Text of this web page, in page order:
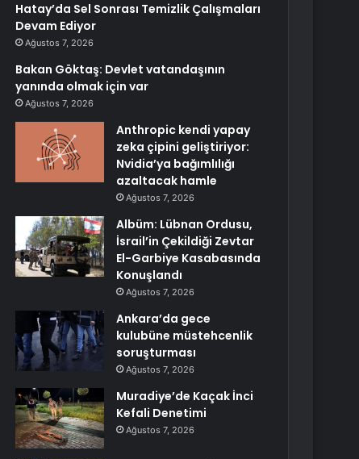
Hatay’da Sel Sonrası Temizlik Çalışmaları
Devam Ediyor
Ağustos 7, 2026
Bakan Göktaş: Devlet vatandaşının
yanında olmak için var
Ağustos 7, 2026
Anthropic kendi yapay
zeka çipini geliştiriyor:
Nvidia’ya bağımlılığı
azaltacak hamle
Ağustos 7, 2026
Albüm: Lübnan Ordusu,
İsrail’in Çekildiği Zevtar
El-Garbiye Kasabasında
Konuşlandı
Ağustos 7, 2026
Ankara’da gece
kulubüne müstehcenlik
soruşturması
Ağustos 7, 2026
Muradiye’de Kaçak İnci
Kefali Denetimi
Ağustos 7, 2026